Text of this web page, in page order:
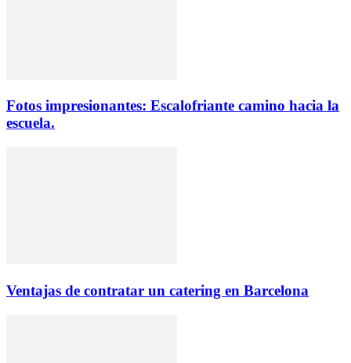
Fotos impresionantes: Escalofriante camino hacia la
escuela.
Ventajas de contratar un catering en Barcelona